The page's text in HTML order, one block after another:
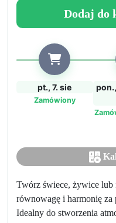
wymiarach
cm
Dodaj do
pt., 7. sie
Zamówiony
Twórz świece, żywice lub
równowagę i harmonię za
Idealny do stworzenia